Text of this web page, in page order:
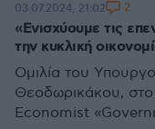
«Ενισχύουμε τις
την κυκλική
Oμιλία του
Θεοδωρικάκου, στο
Economist
03.07.2024, 21:02 2